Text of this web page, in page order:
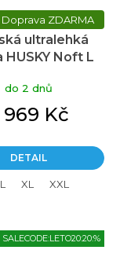
ZDARMA
ultralehká
HUSKY Noft L
do 2 dnů
969 Kč
DETAIL
L XL XXL
SALECODE:LETO20:20:%